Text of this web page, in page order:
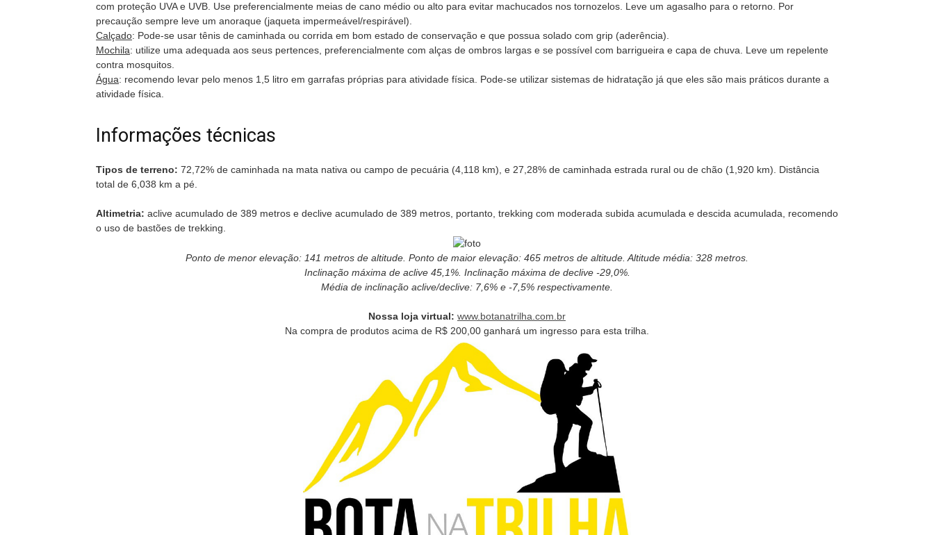
com proteção UVA e UVB. Use preferencialmente meias de cano médio ou alto para evitar machucados nos tornozelos. Leve um agasalho para o retorno. Por
precaução sempre leve um anoraque (jaqueta impermeável/respirável).
Calçado: Pode-se usar tênis de caminhada ou corrida em bom estado de conservação e que possua solado com grip (aderência).
Mochila: utilize uma adequada aos seus pertences, preferencialmente com alças de ombros largas e se possível com barrigueira e capa de chuva. Leve um repelente
contra mosquitos.
Água: recomendo levar pelo menos 1,5 litro em garrafas próprias para atividade física. Pode-se utilizar sistemas de hidratação já que eles são mais práticos durante a
atividade física.
Informações técnicas
Tipos de terreno: 72,72% de caminhada na mata nativa ou campo de pecuária (4,118 km), e 27,28% de caminhada estrada rural ou de chão (1,920 km). Distância
total de 6,038 km a pé.
Altimetria: aclive acumulado de 389 metros e declive acumulado de 389 metros, portanto, trekking com moderada subida acumulada e descida acumulada, recomendo
o uso de bastões de trekking.
Ponto de menor elevação: 141 metros de altitude. Ponto de maior elevação: 465 metros de altitude. Altitude média: 328 metros.
Inclinação máxima de aclive 45,1%. Inclinação máxima de declive -29,0%.
Média de inclinação aclive/declive: 7,6% e -7,5% respectivamente.
Nossa loja virtual: www.botanatrilha.com.br
Na compra de produtos acima de R$ 200,00 ganhará um ingresso para esta trilha.